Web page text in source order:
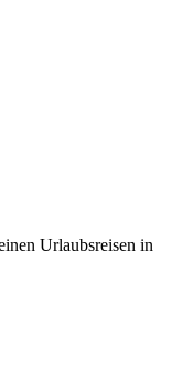
Urlaubsreisen in